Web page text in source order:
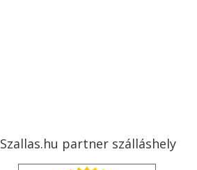
Szallas.hu partner szálláshely